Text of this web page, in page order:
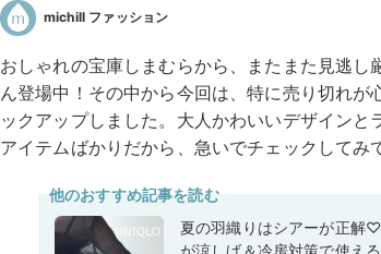
michill ファッション
おしゃれの宝庫しまむらから、またまた見逃
ん登場中！その中から今回は、特に売り切れ
ックアップしました。大人かわいいデザイン
アイテムばかりだから、急いでチェックしてみ
他のおすすめ記事を読む
夏の羽織りはシアーが正解